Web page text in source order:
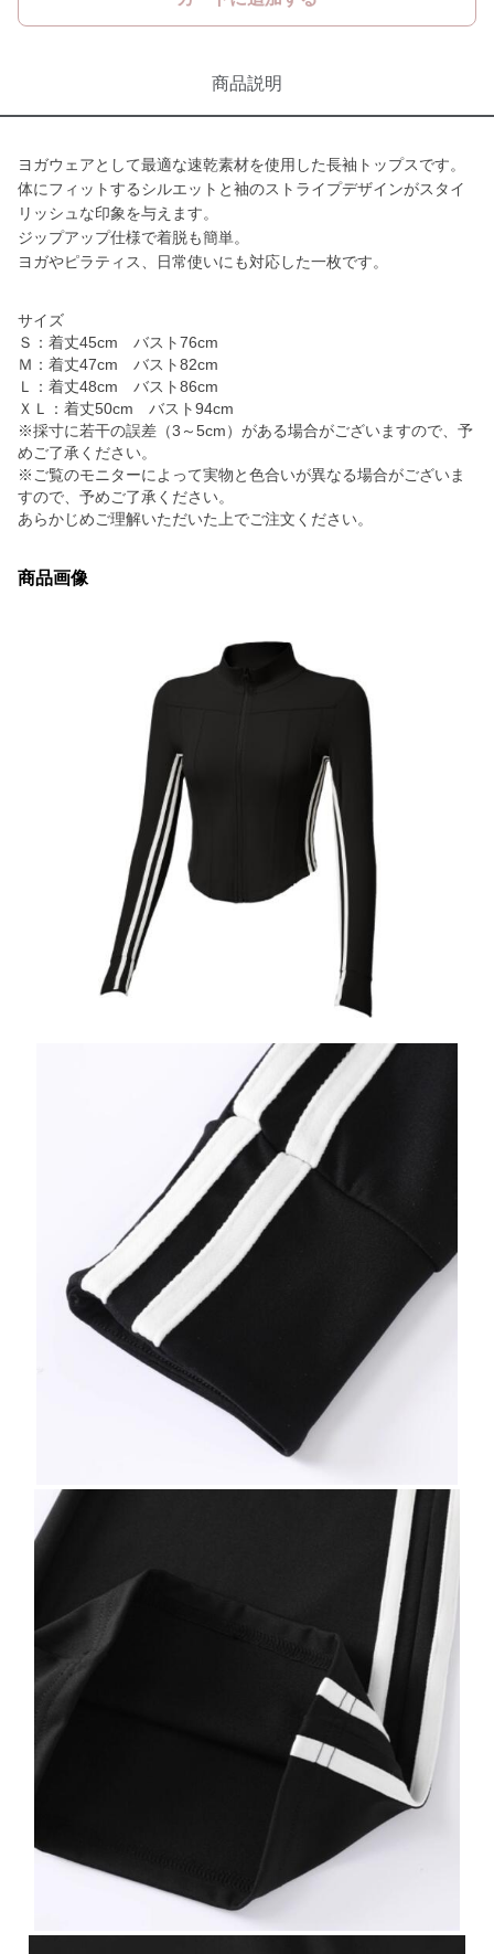
商品説明
ヨガウェアとして最適な速乾素材を使用した長袖トップスです。
体にフィットするシルエットと袖のストライプデザインがスタイ
リッシュな印象を与えます。
ジップアップ仕様で着脱も簡単。
ヨガやピラティス、日常使いにも対応した一枚です。
サイズ
Ｓ：着丈45cm バスト76cm
Ｍ：着丈47cm バスト82cm
Ｌ：着丈48cm バスト86cm
ＸＬ：着丈50cm バスト94cm
※採寸に若干の誤差（3～5cm）がある場合がございますので、予
めご了承ください。
※ご覧のモニターによって実物と色合いが異なる場合がございま
すので、予めご了承ください。
あらかじめご理解いただいた上でご注文ください。
商品画像